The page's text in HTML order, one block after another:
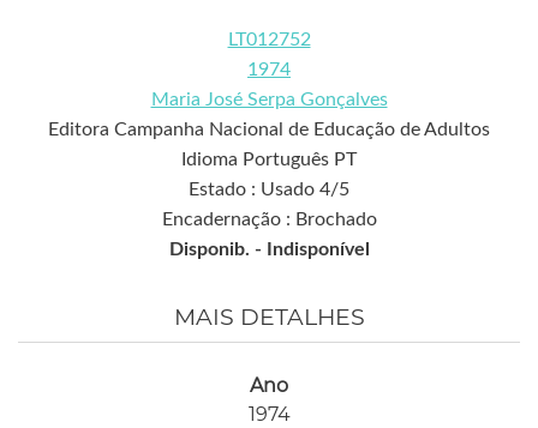
LT012752
1974
Maria José Serpa Gonçalves
Editora Campanha Nacional de Educação de Adultos
Idioma Português PT
Estado : Usado 4/5
Encadernação : Brochado
Disponib. -
Indisponível
MAIS DETALHES
Ano
1974